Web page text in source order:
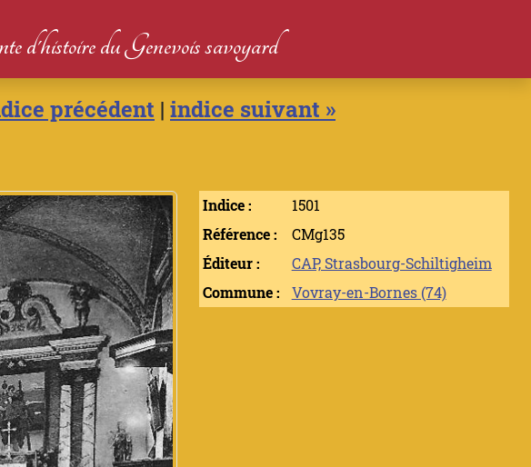
d'histoire du Genevois savoyard
précédent | indice suivant »
Indice :
1501
Référence :
CMg135
Éditeur :
CAP, Strasbourg-Schiltigheim
Commune :
Vovray-en-Bornes (74)